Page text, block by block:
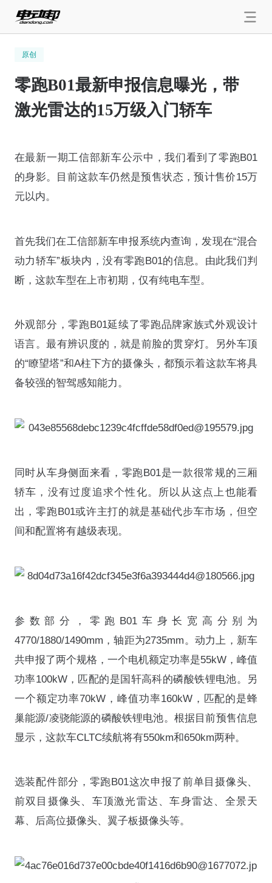
原创
零跑B01最新申报信息曝光，带
激光雷达的15万级入门轿车
在最新一期工信部新车公示中，我们看到了零跑B01
的身影。目前这款车仍然是预售状态，预计售价15万
元以内。
首先我们在工信部新车申报系统内查询，发现在“混合
动力轿车”板块内，没有零跑B01的信息。由此我们判
断，这款车型在上市初期，仅有纯电车型。
外观部分，零跑B01延续了零跑品牌家族式外观设计
语言。最有辨识度的，就是前脸的贯穿灯。另外车顶
的“瞭望塔”和A柱下方的摄像头，都预示着这款车将具
备较强的智驾感知能力。
同时从车身侧面来看，零跑B01是一款很常规的三厢
轿车，没有过度追求个性化。所以从这点上也能看
出，零跑B01或许主打的就是基础代步车市场，但空
间和配置将有越级表现。
参数部分，零跑B01车身长宽高分别为
4770/1880/1490mm，轴距为2735mm。动力上，新车
共申报了两个规格，一个电机额定功率是55kW，峰值
功率100kW，匹配的是国轩高科的磷酸铁锂电池。另
一个额定功率70kW，峰值功率160kW，匹配的是蜂
巢能源/凌骁能源的磷酸铁锂电池。根据目前预售信息
显示，这款车CLTC续航将有550km和650km两种。
选装配件部分，零跑B01这次申报了前单目摄像头、
前双目摄像头、车顶激光雷达、车身雷达、全景天
幕、后高位摄像头、翼子板摄像头等。